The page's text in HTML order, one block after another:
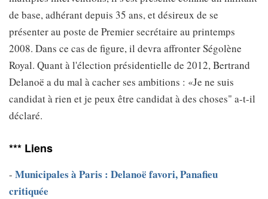
de base, adhérant depuis 35 ans, et désireux de se
présenter au poste de Premier secrétaire au printemps
2008. Dans ce cas de figure, il devra affronter Ségolène
Royal. Quant à l'élection présidentielle de 2012, Bertrand
Delanoë a du mal à cacher ses ambitions : «Je ne suis
candidat à rien et je peux être candidat à des choses" a-t-il
déclaré.
*** Liens
- Municipales à Paris : Delanoë favori, Panafieu
critiquée